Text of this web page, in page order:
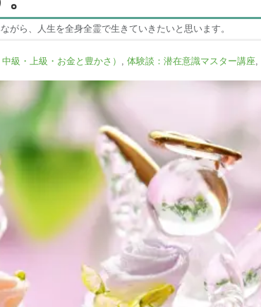
がら、人生を全身全霊で生きていきたいと思います。
級・上級・お金と豊かさ） 体験談：潜在意識マスター講座,